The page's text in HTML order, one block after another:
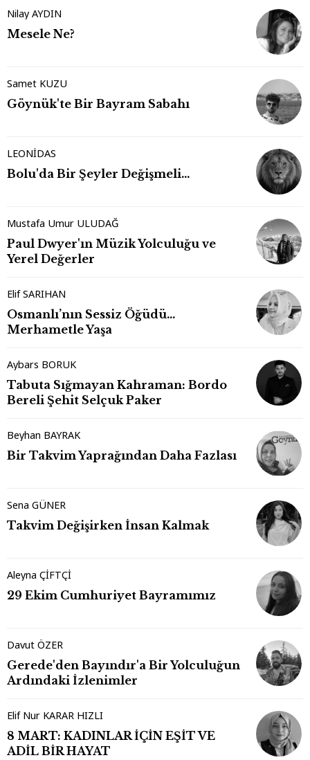
Nilay AYDIN
Mesele Ne?
Samet KUZU
Göynük'te Bir Bayram Sabahı
LEONİDAS
Bolu'da Bir Şeyler Değişmeli…
Mustafa Umur ULUDAĞ
Paul Dwyer'ın Müzik Yolculuğu ve
Yerel Değerler
Elif SARIHAN
Osmanlı’nın Sessiz Öğüdü…
Merhametle Yaşa
Aybars BORUK
Tabuta Sığmayan Kahraman: Bordo
Bereli Şehit Selçuk Paker
Beyhan BAYRAK
Bir Takvim Yaprağından Daha Fazlası
Sena GÜNER
Takvim Değişirken İnsan Kalmak
Aleyna ÇİFTÇİ
29 Ekim Cumhuriyet Bayramımız
Davut ÖZER
Gerede'den Bayındır'a Bir Yolculuğun
Ardındaki İzlenimler
Elif Nur KARAR HIZLI
8 MART: KADINLAR İÇİN EŞİT VE
ADİL BİR HAYAT